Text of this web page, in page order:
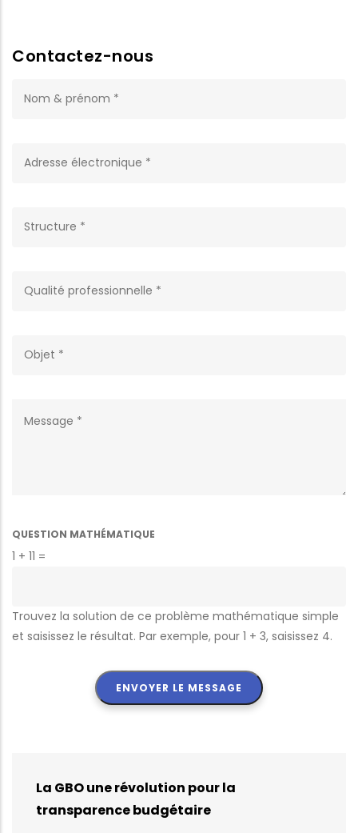
Contactez-nous
QUESTION MATHÉMATIQUE
1 + 11 =
Trouvez la solution de ce problème mathématique simple
et saisissez le résultat. Par exemple, pour 1 + 3, saisissez 4.
La GBO une révolution pour la
transparence budgétaire